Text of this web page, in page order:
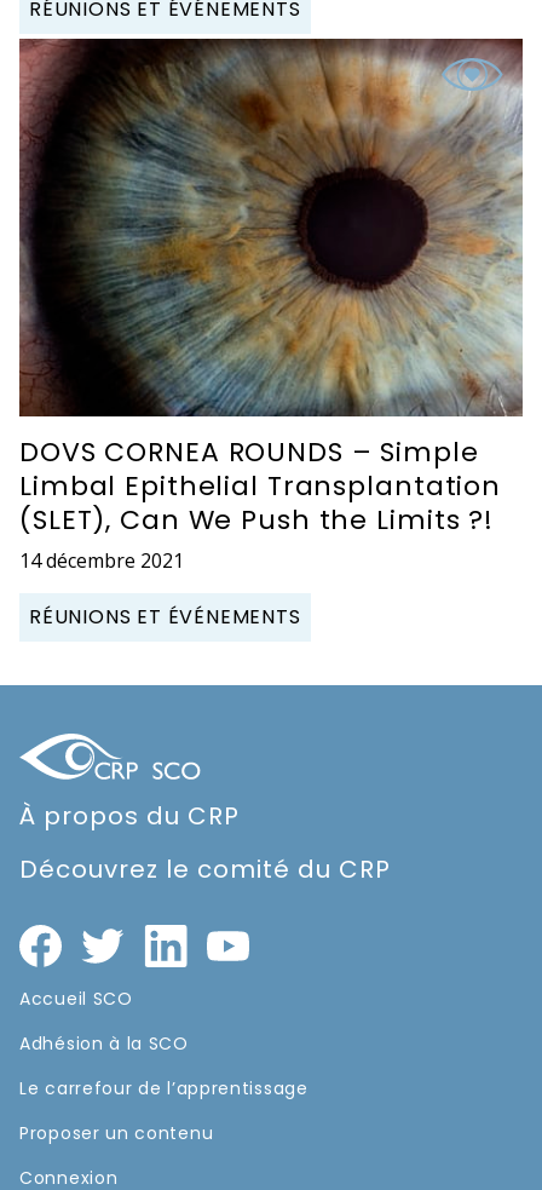
RÉUNIONS ET ÉVÉNEMENTS
DOVS CORNEA ROUNDS – Simple
Limbal Epithelial Transplantation
(SLET), Can We Push the Limits ?!
14 décembre 2021
RÉUNIONS ET ÉVÉNEMENTS
À propos du CRP
Découvrez le comité du CRP
Accueil SCO
Adhésion à la SCO
Le carrefour de l’apprentissage
Proposer un contenu
Connexion